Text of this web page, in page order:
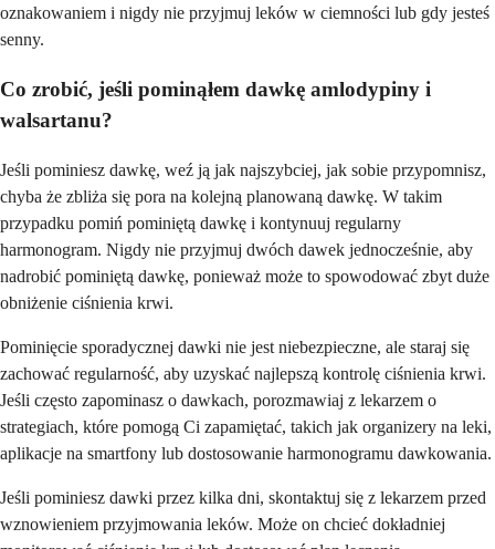
oznakowaniem i nigdy nie przyjmuj leków w ciemności lub gdy jesteś
senny.
Co zrobić, jeśli pominąłem dawkę amlodypiny i
walsartanu?
Jeśli pominiesz dawkę, weź ją jak najszybciej, jak sobie przypomnisz,
chyba że zbliża się pora na kolejną planowaną dawkę. W takim
przypadku pomiń pominiętą dawkę i kontynuuj regularny
harmonogram. Nigdy nie przyjmuj dwóch dawek jednocześnie, aby
nadrobić pominiętą dawkę, ponieważ może to spowodować zbyt duże
obniżenie ciśnienia krwi.
Pominięcie sporadycznej dawki nie jest niebezpieczne, ale staraj się
zachować regularność, aby uzyskać najlepszą kontrolę ciśnienia krwi.
Jeśli często zapominasz o dawkach, porozmawiaj z lekarzem o
strategiach, które pomogą Ci zapamiętać, takich jak organizery na leki,
aplikacje na smartfony lub dostosowanie harmonogramu dawkowania.
Jeśli pominiesz dawki przez kilka dni, skontaktuj się z lekarzem przed
wznowieniem przyjmowania leków. Może on chcieć dokładniej